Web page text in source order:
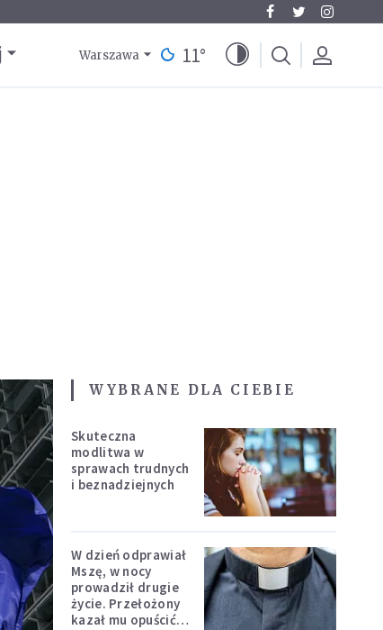
Warszawa 11°
WYBRANE DLA CIEBIE
Skuteczna
modlitwa w
sprawach trudnych
i beznadziejnych
W dzień odprawiał
Mszę, w nocy
prowadził drugie
życie. Przełożony
kazał mu opuścić